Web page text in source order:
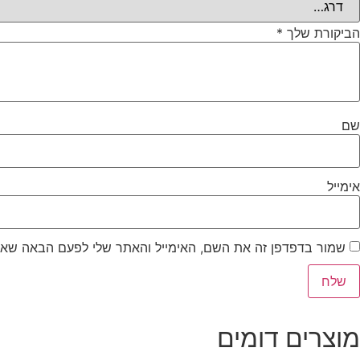
הביקורת שלך *
שם
אימייל
שמור בדפדפן זה את השם, האימייל והאתר שלי לפעם הבאה
מוצרים דומים